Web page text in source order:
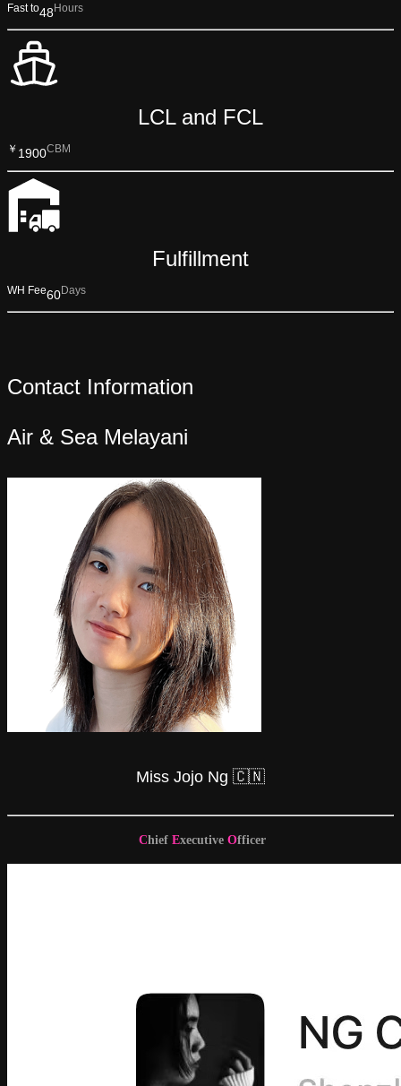
Fast to48Hours
LCL and FCL
￥ 1900CBM
Fulfillment
WH Fee60Days
Contact Information
Air & Sea Melayani
Miss Jojo Ng 🇨🇳
Chief Executive Officer